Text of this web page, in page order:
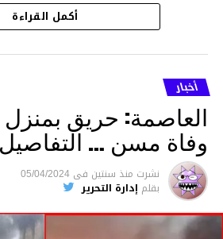
هذا وقد تمكن أعوان مركز
هلال في توقيت قياسي من
والقبض عليه وإحالته على
ما نُسبه إليه.
متابعة
قسم الاخبار
أكمل القراءة
أخبار
العاصمة: حريق
وفاة مسن … التفاصيل
نشرت منذ سنتين فى 05/04/2024
بقلم إدارة التحرير